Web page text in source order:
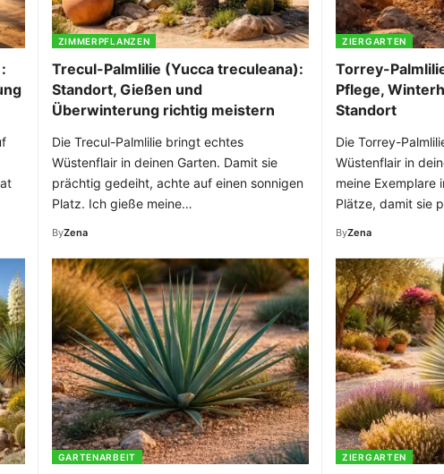
ZIMMERPFLANZEN
Trecul-Palmlilie (Yucca treculeana):
Standort, Gießen und
Überwinterung richtig meistern
Die Trecul-Palmlilie bringt echtes
Wüstenflair in deinen Garten. Damit sie
prächtig gedeiht, achte auf einen sonnigen
Platz. Ich gieße meine…
ByZena
ZIERGARTEN
Torrey-
Pflege,
Standort
Die Torrey-
Wüstenflair in
meine Exemplare
Plätze, damit sie
ByZena
GARTENARBEIT ZIERGARTEN